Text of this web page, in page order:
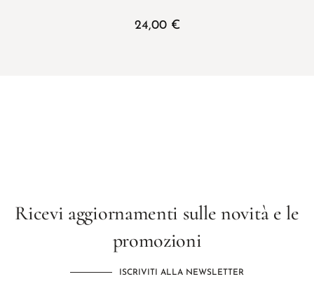
24,00 €
Ricevi aggiornamenti sulle novità e le
promozioni
ISCRIVITI ALLA NEWSLETTER